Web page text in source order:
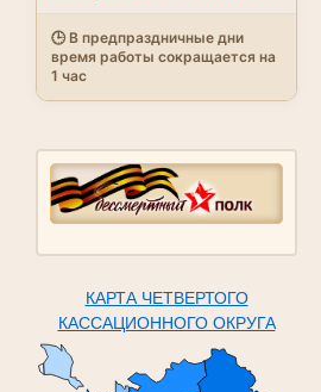
🕒 В предпраздничные дни
время работы сокращается на
1 час
КАРТА ЧЕТВЕРТОГО
КАССАЦИОННОГО ОКРУГА